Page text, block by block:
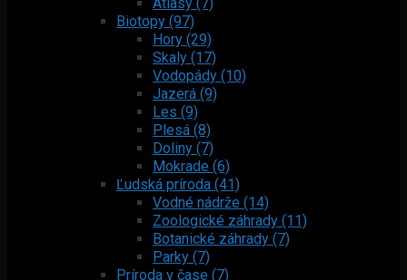
Biotopy (97)
Hory (29)
Skaly (17)
Vodopády (10)
Jazerá (9)
Les (9)
Plesá (8)
Doliny (7)
Mokrade (6)
Ľudská príroda (41)
Vodné nádrže (14)
Zoologické záhrady (11)
Botanické záhrady (7)
Parky (7)
Príroda v čase (7)